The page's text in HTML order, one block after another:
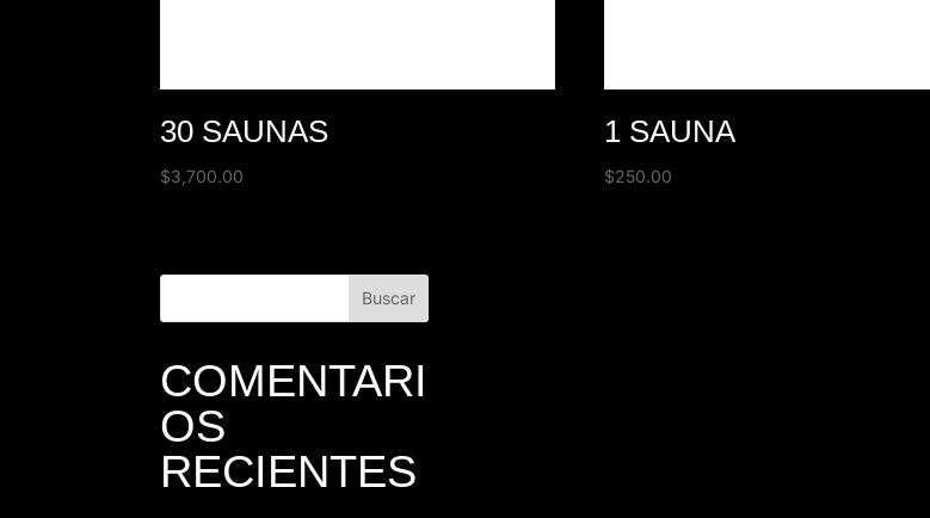
30 SAUNAS
$3,700.00
1 SAUNA
$250.00
COMENTARI
OS
RECIENTES